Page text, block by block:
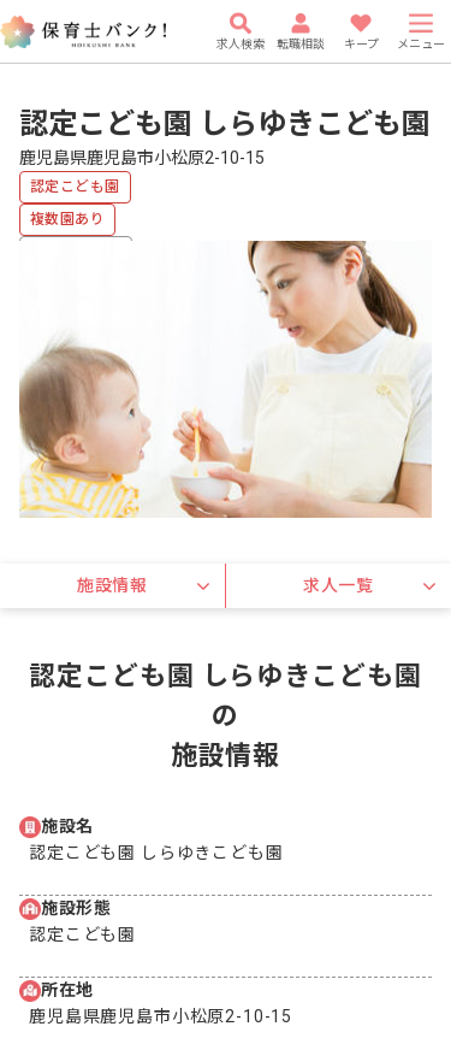
求人検索 転職相談 キープ メニュー
認定こども園 しらゆきこども園
鹿児島県鹿児島市小松原2-10-15
認定こども園
複数園あり
駅近5分以内
研修充実
WEB面接OK
施設情報 求人一覧
認定こども園 しらゆきこども園
の
施設情報
施設名
認定こども園 しらゆきこども園
施設形態
認定こども園
所在地
鹿児島県鹿児島市小松原2-10-15